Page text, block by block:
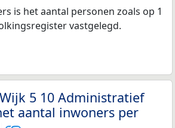
is het aantal personen zoals op 1
vastgelegd.
5 10 Administratief
aantal inwoners per